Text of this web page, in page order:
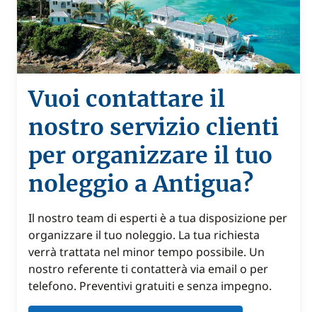
Vuoi contattare il
nostro servizio clienti
per organizzare il tuo
noleggio a Antigua?
Il nostro team di esperti è a tua disposizione per
organizzare il tuo noleggio. La tua richiesta
verrà trattata nel minor tempo possibile. Un
nostro referente ti contatterà via email o per
telefono. Preventivi gratuiti e senza impegno.